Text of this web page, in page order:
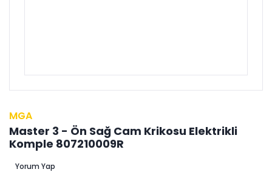
MGA
Master 3 - Ön Sağ Cam Krikosu Elektrikli
Komple 807210009R
Yorum Yap